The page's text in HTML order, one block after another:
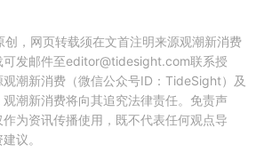
创，网页转载须在文首注明来源观潮新消费
可发邮件至editor@tidesight.com联系授
潮新消费（微信公众号ID：TideSight）及
潮新消费将向其追究法律责任。免责声
为资讯传播使用，既不代表任何观点导
议。